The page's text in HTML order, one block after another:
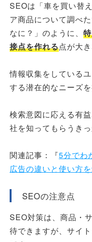
SEOは「車を買い替
ア商品について調べ
なに？」のように、
接点を作れる点が大
情報収集をしている
する潜在的なニーズを
検索意図に応える有
社を知ってもらうき
関連記事：『5分でわ
広告の違いと使い方
SEOの注意点
SEO対策は、商品・
待できますが、サイ